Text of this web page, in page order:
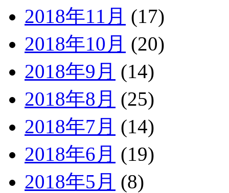
2018年11月 (17)
2018年10月 (20)
2018年9月 (14)
2018年8月 (25)
2018年7月 (14)
2018年6月 (19)
2018年5月 (8)